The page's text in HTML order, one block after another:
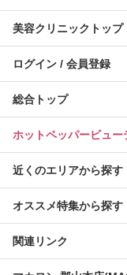
美容クリニックトップ
ログイン / 会員登録
総合トップ
ホットペッパービュ
近くのエリアから探す
オススメ特集から探す
関連リンク